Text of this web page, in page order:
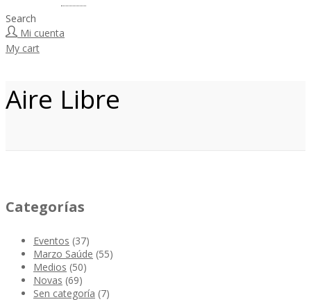
Search
Mi cuenta
My cart
Aire Libre
Categorías
Eventos (37)
Marzo Saúde (55)
Medios (50)
Novas (69)
Sen categoría (7)